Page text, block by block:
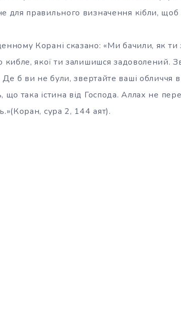
для правильного визначення кібли,
Корані сказано: «Ми бачили, як
кибле, якої ти залишишся задоволений.
Де б ви не були, звертайте ваші обличчя
що така істина від Господа. Аллах не
сура 2, 144 аят).